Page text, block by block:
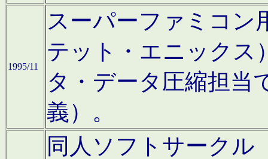
1995/11
スーパーファミコン
テット・エニックス
タ・データ圧縮担当
義）。
同人ソフトサークル